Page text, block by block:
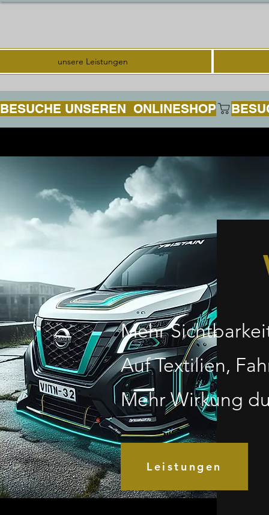
unsere Leistungen
BESUCHE UNSEREN  ONLINESHOP
Mehr
Auf Textilien,
Mehr Wirkung
Leistungen